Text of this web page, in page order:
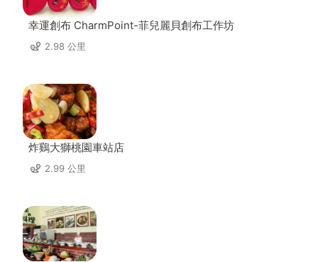
幸運創布 CharmPoint-菲兒麗貝創布工作坊
2.98 公里
炸鷄大獅桃園車站店
2.99 公里